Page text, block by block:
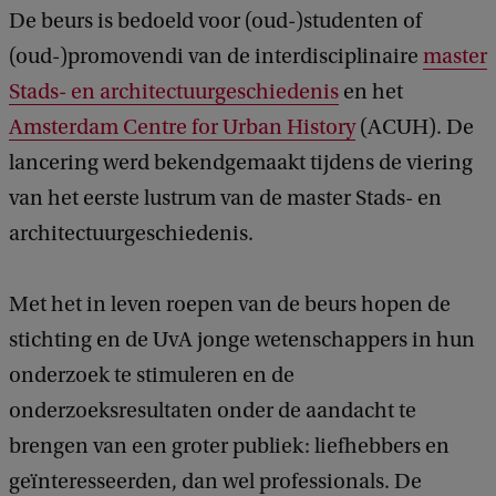
De beurs is bedoeld voor (oud-)studenten of
(oud-)promovendi van de interdisciplinaire master
Stads- en architectuurgeschiedenis en het
Amsterdam Centre for Urban History(ACUH). De
lancering werd bekendgemaakt tijdens de viering
van het eerste lustrum van de master Stads- en
architectuurgeschiedenis.
Met het in leven roepen van de beurs hopen de
stichting en de UvA jonge wetenschappers in hun
onderzoek te stimuleren en de
onderzoeksresultaten onder de aandacht te
brengen van een groter publiek: liefhebbers en
geïnteresseerden, dan wel professionals. De